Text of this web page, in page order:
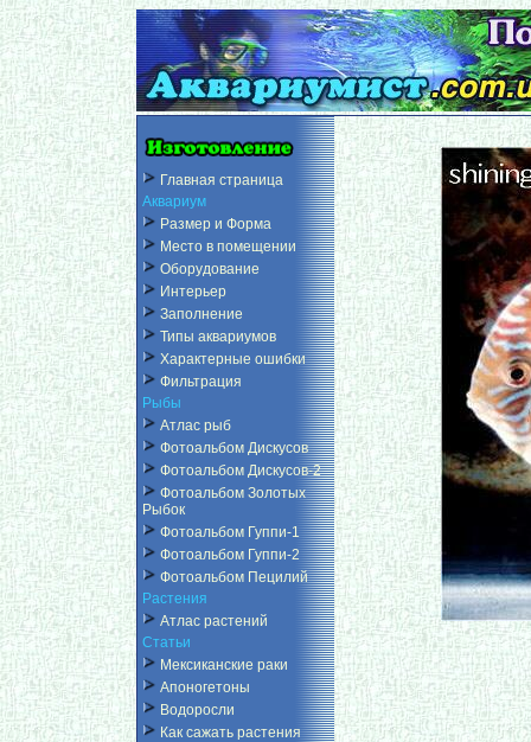
Главная страница
Аквариум
Размер и Форма
Место в помещении
Оборудование
Интерьер
Заполнение
Типы аквариумов
Характерные ошибки
Фильтрация
Рыбы
Атлас рыб
Фотоальбом Дискусов
Фотоальбом Дискусов-2
Фотоальбом Золотых
Рыбок
Фотоальбом Гуппи-1
Фотоальбом Гуппи-2
Фотоальбом Пецилий
Растения
Атлас растений
Статьи
Мексиканские раки
Апоногетоны
Водоросли
Как сажать растения